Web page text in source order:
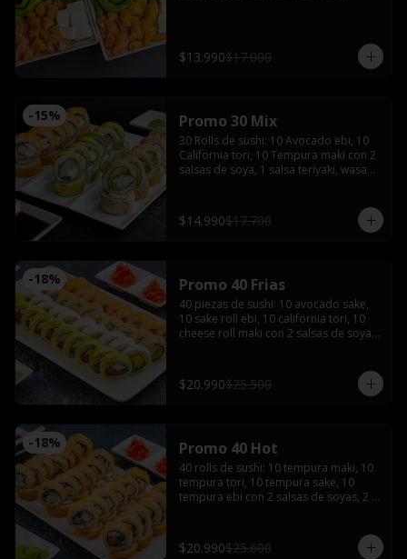
$13.990$17.000
-15% Promo 30 Mix
30 Rolls de sushi: 10 Avocado ebi, 10
California tori, 10 Tempura maki con 2
salsas de soya, 1 salsa teriyaki, wasabi,
$14.990$17.700
-18% Promo 40 Frias
40 piezas de sushi: 10 avocado sake,
10 sake roll ebi, 10 california tori, 10
cheese roll maki con 2 salsas de soya,
$20.990$25.500
-18% Promo 40 Hot
40 rolls de sushi: 10 tempura maki, 10
tempura tori, 10 tempura sake, 10
tempura ebi con 2 salsas de soyas, 2
$20.990$25.600